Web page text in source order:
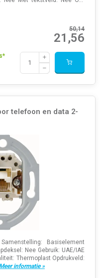
50,14
21,56
telefoon en data 2-
Basiselement
Nee Gebruik: UAE/IAE
Thermoplast Opdrukveld:
informatie »